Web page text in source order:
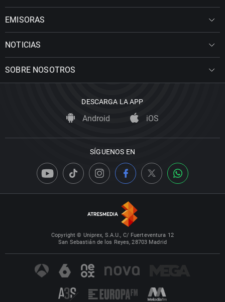
EMISORAS
NOTICIAS
SOBRE NOSOTROS
DESCARGA LA APP
Android iOS
SÍGUENOS EN
Copyright © Uniprex, S.A.U., C/ Fuerteventura 12
San Sebastián de los Reyes, 28703 Madrid